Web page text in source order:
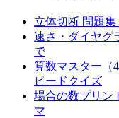
立体切断 問題集
速さ・ダイヤグ
で
算数マスター（4
ピードクイズ
場合の数プリン
マ